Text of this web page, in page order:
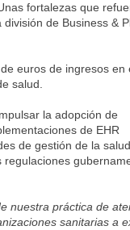
fortalezas que
de Business &
euros de ingresos en
salud.
la adopción de
de EHR
de gestión de la
regulaciones
nuestra práctica de
sanitarias a